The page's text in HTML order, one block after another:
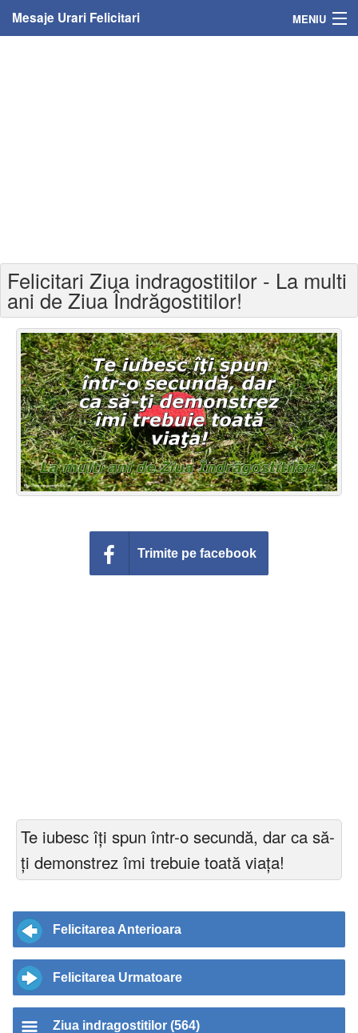
Mesaje Urari Felicitari MENIU
Felicitari varsta
Felicitari zilele anului
Felicitari zile saptamana
Felicitari muzicale
Felicitari muzicale personalizate
Felicitari animate
Conecteaza-te
Felicitari Ziua indragostitilor - La multi
ani de Ziua Îndrăgostitilor!
Trimite pe facebook
Te iubesc îţi spun într-o secundă, dar ca să-
ţi demonstrez îmi trebuie toată viaţa!
Felicitarea Anterioara
Felicitarea Urmatoare
Ziua indragostitilor (564)